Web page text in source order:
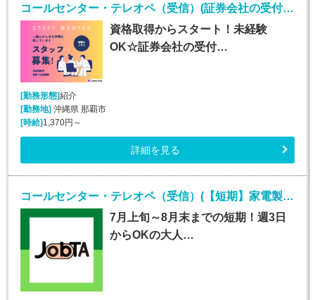
コールセンター・テレオペ（受信）(証券会社の受付・事務スタッフ/6月9日入社)
資格取得からスタート！未経験
OK☆証券会社の受付…
[勤務形態]紹介
[勤務地]沖縄県 那覇市
[時給]1,370円～
詳細を見る
コールセンター・テレオペ（受信）(【短期】家電製品の訪問修理日程案内コールセンター受信)
7月上旬～8月末までの短期！週3日
からOKの大人…